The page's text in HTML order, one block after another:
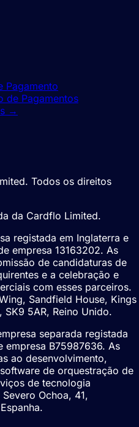
Pagamento
de Pagamentos
→
Todos os direitos
da Cardflo Limited.
registada em Inglaterra e
empresa 13163202. As
de candidaturas de
e a celebração e
com esses parceiros.
Sandfield House, Kings
SK9 5AR, Reino Unido.
separada registada
empresa B75987636. As
ao desenvolvimento,
de orquestração de
de tecnologia
Ochoa, 41,